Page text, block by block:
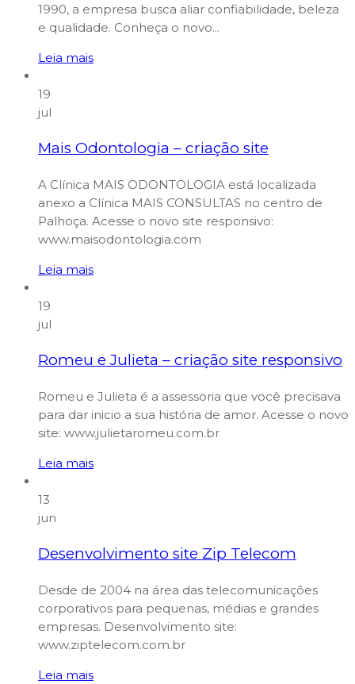
1990, a empresa busca aliar confiabilidade, beleza
e qualidade. Conheça o novo...
Leia mais
19
jul
Mais Odontologia – criação site
A Clínica MAIS ODONTOLOGIA está localizada
anexo a Clínica MAIS CONSULTAS no centro de
Palhoça. Acesse o novo site responsivo:
www.maisodontologia.com
Leia mais
19
jul
Romeu e Julieta – criação site responsivo
Romeu e Julieta é a assessoria que você precisava
para dar inicio a sua história de amor. Acesse o novo
site: www.julietaromeu.com.br
Leia mais
13
jun
Desenvolvimento site Zip Telecom
Desde de 2004 na área das telecomunicações
corporativos para pequenas, médias e grandes
empresas. Desenvolvimento site:
www.ziptelecom.com.br
Leia mais